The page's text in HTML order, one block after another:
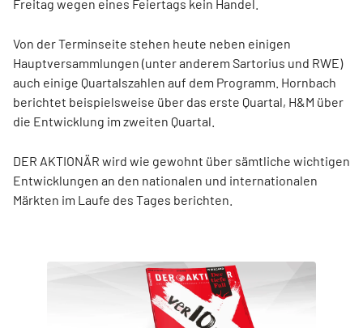
Freitag wegen eines Feiertags kein Handel.
Von der Terminseite stehen heute neben einigen
Hauptversammlungen (unter anderem Sartorius und RWE)
auch einige Quartalszahlen auf dem Programm. Hornbach
berichtet beispielsweise über das erste Quartal, H&M über
die Entwicklung im zweiten Quartal.
DER AKTIONÄR wird wie gewohnt über sämtliche wichtigen
Entwicklungen an den nationalen und internationalen
Märkten im Laufe des Tages berichten.